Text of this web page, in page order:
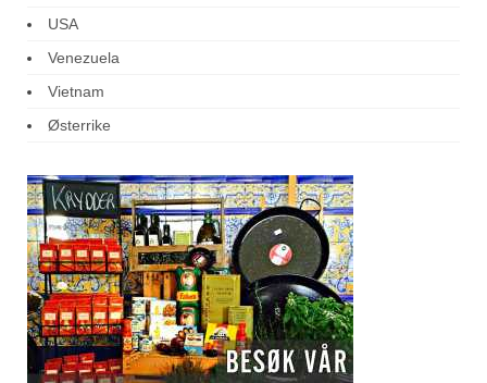
USA
Venezuela
Vietnam
Østerrike